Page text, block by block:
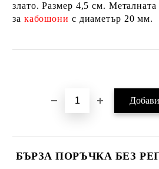
злато. Размер 4,5 см.
за кабошони с диаметър 20 мм.
БЪРЗА ПОРЪЧКА БЕЗ